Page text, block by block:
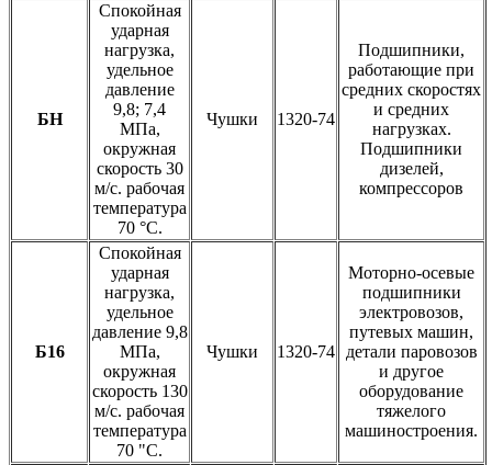
БН
Спокойная
ударная
нагрузка,
удельное
давление
9,8; 7,4
МПа,
окружная
скорость 30
м/с. рабочая
температура
70 °С.
Чушки 1320-74
Подшипники,
работающие при
средних скоростях
и средних
нагрузках.
Подшипники
дизелей,
компрессоров
Б16
Спокойная
ударная
нагрузка,
удельное
давление 9,8
МПа,
окружная
скорость 130
м/с. рабочая
температура
70 "С.
Чушки 1320-74
Моторно-осевые
подшипники
электровозов,
путевых машин,
детали паровозов
и другое
оборудование
тяжелого
машиностроения.